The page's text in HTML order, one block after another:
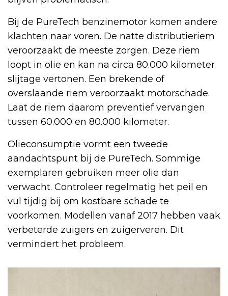
Bij de PureTech benzinemotor komen andere
klachten naar voren. De natte distributieriem
veroorzaakt de meeste zorgen. Deze riem
loopt in olie en kan na circa 80.000 kilometer
slijtage vertonen. Een brekende of
overslaande riem veroorzaakt motorschade.
Laat de riem daarom preventief vervangen
tussen 60.000 en 80.000 kilometer.
Olieconsumptie vormt een tweede
aandachtspunt bij de PureTech. Sommige
exemplaren gebruiken meer olie dan
verwacht. Controleer regelmatig het peil en
vul tijdig bij om kostbare schade te
voorkomen. Modellen vanaf 2017 hebben vaak
verbeterde zuigers en zuigerveren. Dit
vermindert het probleem.